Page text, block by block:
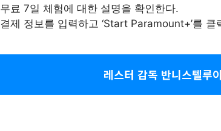
무료 7일 체험에 대한 설명을 확인한다.
결제 정보를 입력하고 ‘Start Paramount+’를
레스터 감독 반니스텔루